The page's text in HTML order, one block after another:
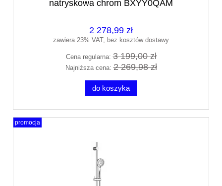
natryskowa chrom BXYY0QAM
2 278,99 zł
zawiera 23% VAT, bez kosztów dostawy
Cena regularna:3 199,00 zł
Najniższa cena:2 269,98 zł
do koszyka
promocja